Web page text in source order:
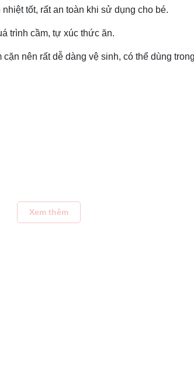
tốt, rất an toàn khi sử dụng cho bé.
trình cầm, tự xúc thức ăn.
nên rất dễ dàng vệ sinh, có thể dùng
Xem thêm